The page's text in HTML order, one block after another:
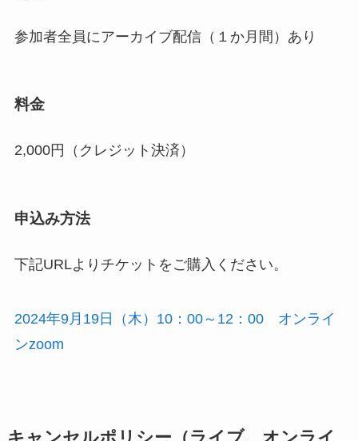
参加者全員にアーカイブ配信（１か月間）あり
料金
2,000円（クレジット決済）
申込み方法
下記URLよりチケットをご購入ください。
2024年9月19日（木）10：00～12：00 オンライ
ンzoom